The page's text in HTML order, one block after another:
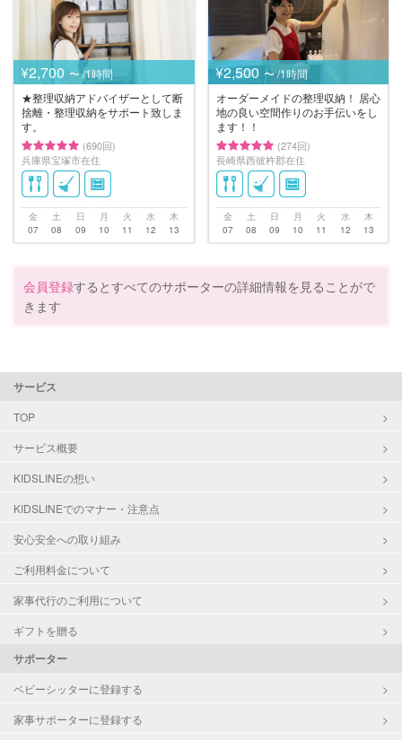
¥2,700 〜 /1時間
★整理収納アドバイザーとして断
捨離・整理収納をサポート致しま
す。
(690回)
兵庫県宝塚市在住
金
07
土
08
日
09
月
10
火
11
水
12
木
13
¥2,500 〜 /1時間
オーダーメイドの整理収納！ 居心
地の良い空間作りのお手伝いをし
ます！！
(274回)
長崎県西彼杵郡在住
金
07
土
08
日
09
月
10
火
11
水
12
木
13
会員登録するとすべてのサポーターの詳細情報を見ることがで
きます
サービス
TOP
サービス概要
KIDSLINEの想い
KIDSLINEでのマナー・注意点
安心安全への取り組み
ご利用料金について
家事代行のご利用について
ギフトを贈る
サポーター
ベビーシッターに登録する
家事サポーターに登録する